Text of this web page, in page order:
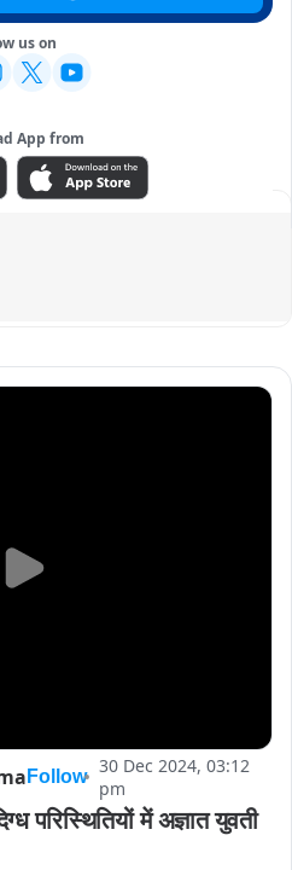
us on
App from
Follow 30 Dec 2024, 03:12
pm
परिस्थितियों में अज्ञात युवती